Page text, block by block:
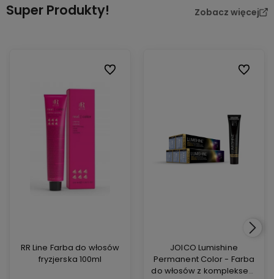
Super Produkty! Zobacz więcej
RR Line Farba do włosów
fryzjerska 100ml
Do ulubionych
JOICO Lumishine
Permanent Color - Farba
do włosów z kompleksem
Do